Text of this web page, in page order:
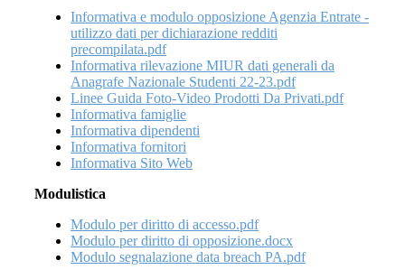
Informativa e modulo opposizione Agenzia Entrate -
utilizzo dati per dichiarazione redditi
precompilata.pdf
Informativa rilevazione MIUR dati generali da
Anagrafe Nazionale Studenti 22-23.pdf
Linee Guida Foto-Video Prodotti Da Privati.pdf
Informativa famiglie
Informativa dipendenti
Informativa fornitori
Informativa Sito Web
Modulistica
Modulo per diritto di accesso.pdf
Modulo per diritto di opposizione.docx
Modulo segnalazione data breach PA.pdf